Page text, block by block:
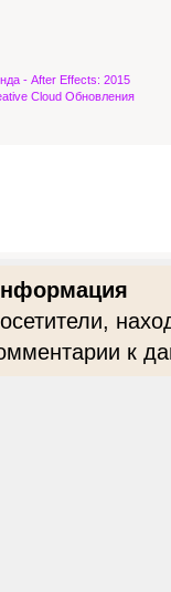
- After Effects: 2015
Cloud Обновления
к